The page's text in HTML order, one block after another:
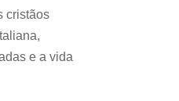
cristãos
e a vida